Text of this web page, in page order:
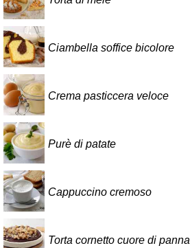
Ciambella soffice bicolore
Crema pasticcera veloce
Purè di patate
Cappuccino cremoso
Torta cornetto cuore di panna